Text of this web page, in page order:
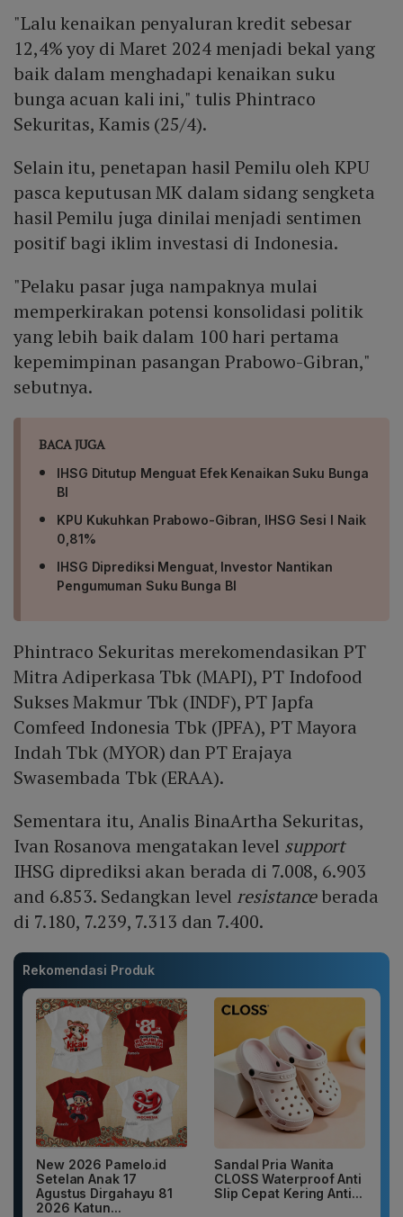
"Lalu kenaikan penyaluran kredit sebesar
12,4% yoy di Maret 2024 menjadi bekal yang
baik dalam menghadapi kenaikan suku
bunga acuan kali ini," tulis Phintraco
Sekuritas, Kamis (25/4).
Selain itu, penetapan hasil Pemilu oleh KPU
pasca keputusan MK dalam sidang sengketa
hasil Pemilu juga dinilai menjadi sentimen
positif bagi iklim investasi di Indonesia.
"Pelaku pasar juga nampaknya mulai
memperkirakan potensi konsolidasi politik
yang lebih baik dalam 100 hari pertama
kepemimpinan pasangan Prabowo-Gibran,"
sebutnya.
BACA JUGA
IHSG Ditutup Menguat Efek Kenaikan Suku Bunga
BI
KPU Kukuhkan Prabowo-Gibran, IHSG Sesi I Naik
0,81%
IHSG Diprediksi Menguat, Investor Nantikan
Pengumuman Suku Bunga BI
Phintraco Sekuritas merekomendasikan PT
Mitra Adiperkasa Tbk (MAPI), PT Indofood
Sukses Makmur Tbk (INDF), PT Japfa
Comfeed Indonesia Tbk (JPFA), PT Mayora
Indah Tbk (MYOR) dan PT Erajaya
Swasembada Tbk (ERAA).
Sementara itu, Analis BinaArtha Sekuritas,
Ivan Rosanova mengatakan level support
IHSG diprediksi akan berada di 7.008, 6.903
and 6.853. Sedangkan level resistanceberada
di 7.180, 7.239, 7.313 dan 7.400.
Rekomendasi Produk
New 2026 Pamelo.id
Setelan Anak 17
Agustus Dirgahayu 81
2026 Katun...
Sandal Pria Wanita
CLOSS Waterproof Anti
Slip Cepat Kering Anti...